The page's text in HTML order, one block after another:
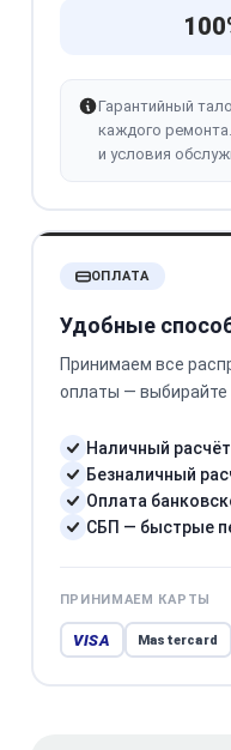
Гарантийный
каждого
и условия
ОПЛАТА
Удобные
Принимаем все
оплаты — выбирайте
Наличный расчёт
Безналичный
Оплата
СБП — быстрые
ПРИНИМАЕМ КАРТЫ
VISA Mastercard